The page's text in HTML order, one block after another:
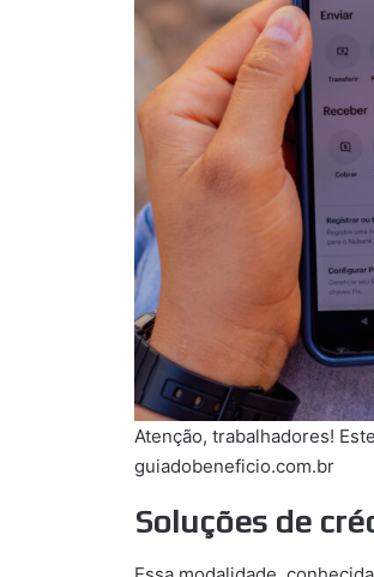
Atenção, trabalhadores!
guiadobeneficio.com.br
Soluções de